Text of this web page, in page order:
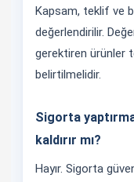
Kapsam, teklif ve
değerlendirilir.
gerektiren ürünler
belirtilmelidir.
Sigorta
kaldırır mı?
Hayır. Sigorta